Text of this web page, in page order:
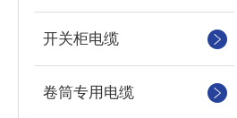
开关柜电缆
卷筒专用电缆